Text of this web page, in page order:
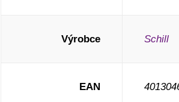
Výrobce Schill
EAN